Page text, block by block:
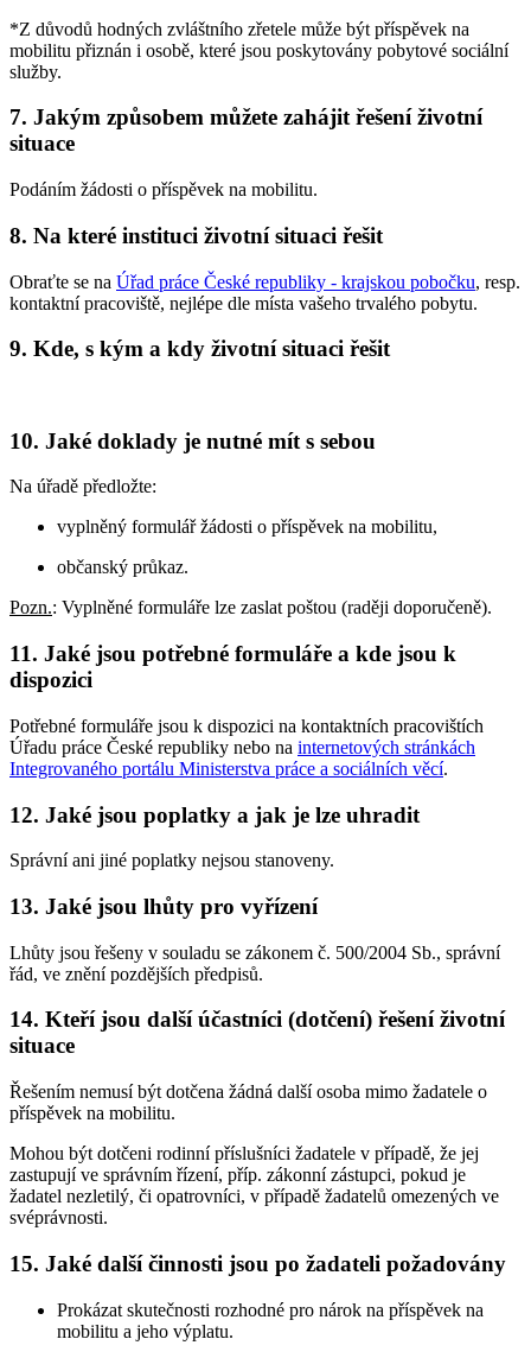
*Z důvodů hodných zvláštního zřetele může být příspěvek na
mobilitu přiznán i osobě, které jsou poskytovány pobytové sociální
služby.
7. Jakým způsobem můžete zahájit řešení životní
situace
Podáním žádosti o příspěvek na mobilitu.
8. Na které instituci životní situaci řešit
Obraťte se na Úřad práce České republiky - krajskou pobočku, resp.
kontaktní pracoviště, nejlépe dle místa vašeho trvalého pobytu.
9. Kde, s kým a kdy životní situaci řešit
10. Jaké doklady je nutné mít s sebou
Na úřadě předložte:
vyplněný formulář žádosti o příspěvek na mobilitu,
občanský průkaz.
Pozn.: Vyplněné formuláře lze zaslat poštou (raději doporučeně).
11. Jaké jsou potřebné formuláře a kde jsou k
dispozici
Potřebné formuláře jsou k dispozici na kontaktních pracovištích
Úřadu práce České republiky nebo na internetových stránkách
Integrovaného portálu Ministerstva práce a sociálních věcí.
12. Jaké jsou poplatky a jak je lze uhradit
Správní ani jiné poplatky nejsou stanoveny.
13. Jaké jsou lhůty pro vyřízení
Lhůty jsou řešeny v souladu se zákonem č. 500/2004 Sb., správní
řád, ve znění pozdějších předpisů.
14. Kteří jsou další účastníci (dotčení) řešení životní
situace
Řešením nemusí být dotčena žádná další osoba mimo žadatele o
příspěvek na mobilitu.
Mohou být dotčeni rodinní příslušníci žadatele v případě, že jej
zastupují ve správním řízení, příp. zákonní zástupci, pokud je
žadatel nezletilý, či opatrovníci, v případě žadatelů omezených ve
svéprávnosti.
15. Jaké další činnosti jsou po žadateli požadovány
Prokázat skutečnosti rozhodné pro nárok na příspěvek na
mobilitu a jeho výplatu.